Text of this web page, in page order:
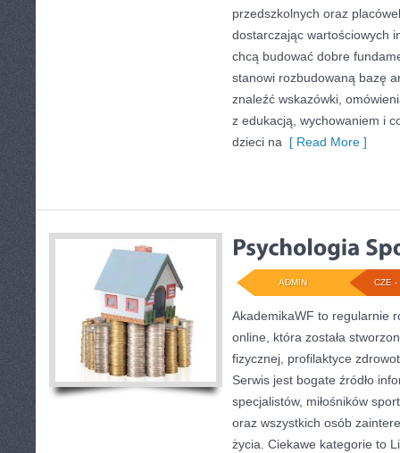
przedszkolnych oraz
dostarczając wartościowych
chcą budować dobre
stanowi rozbudowaną bazę
znaleźć wskazówki,
z edukacją, wychowaniem i
dzieci na [ Read More ]
CZE -
ADMIN
AkademikaWF to regularnie
online, która została
fizycznej, profilaktyce
Serwis jest bogate źródło
specjalistów, miłośników
oraz wszystkich osób
życia. Ciekawe kategorie to